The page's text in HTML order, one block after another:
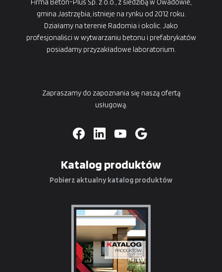
Firma Beton-Plus Sp. z o.o., z siedzibą w Owadowie,
gmina Jastrzębia, istnieje na rynku od 2012 roku.
Działamy na terenie Radomia i okolic. Jako
profesjonaliści w wytwarzaniu betonu i prefabrykatów
posiadamy przyzakładowe laboratorium.
Zapraszamy do zapoznania się naszą ofertą
usługową.
Katalog produktów
Pobierz aktualny katalog produktów